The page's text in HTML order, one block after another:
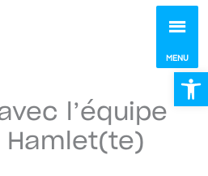
MENU
l’équipe